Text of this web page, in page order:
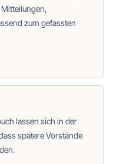
zum gefassten
lassen sich in der
spätere Vorstände